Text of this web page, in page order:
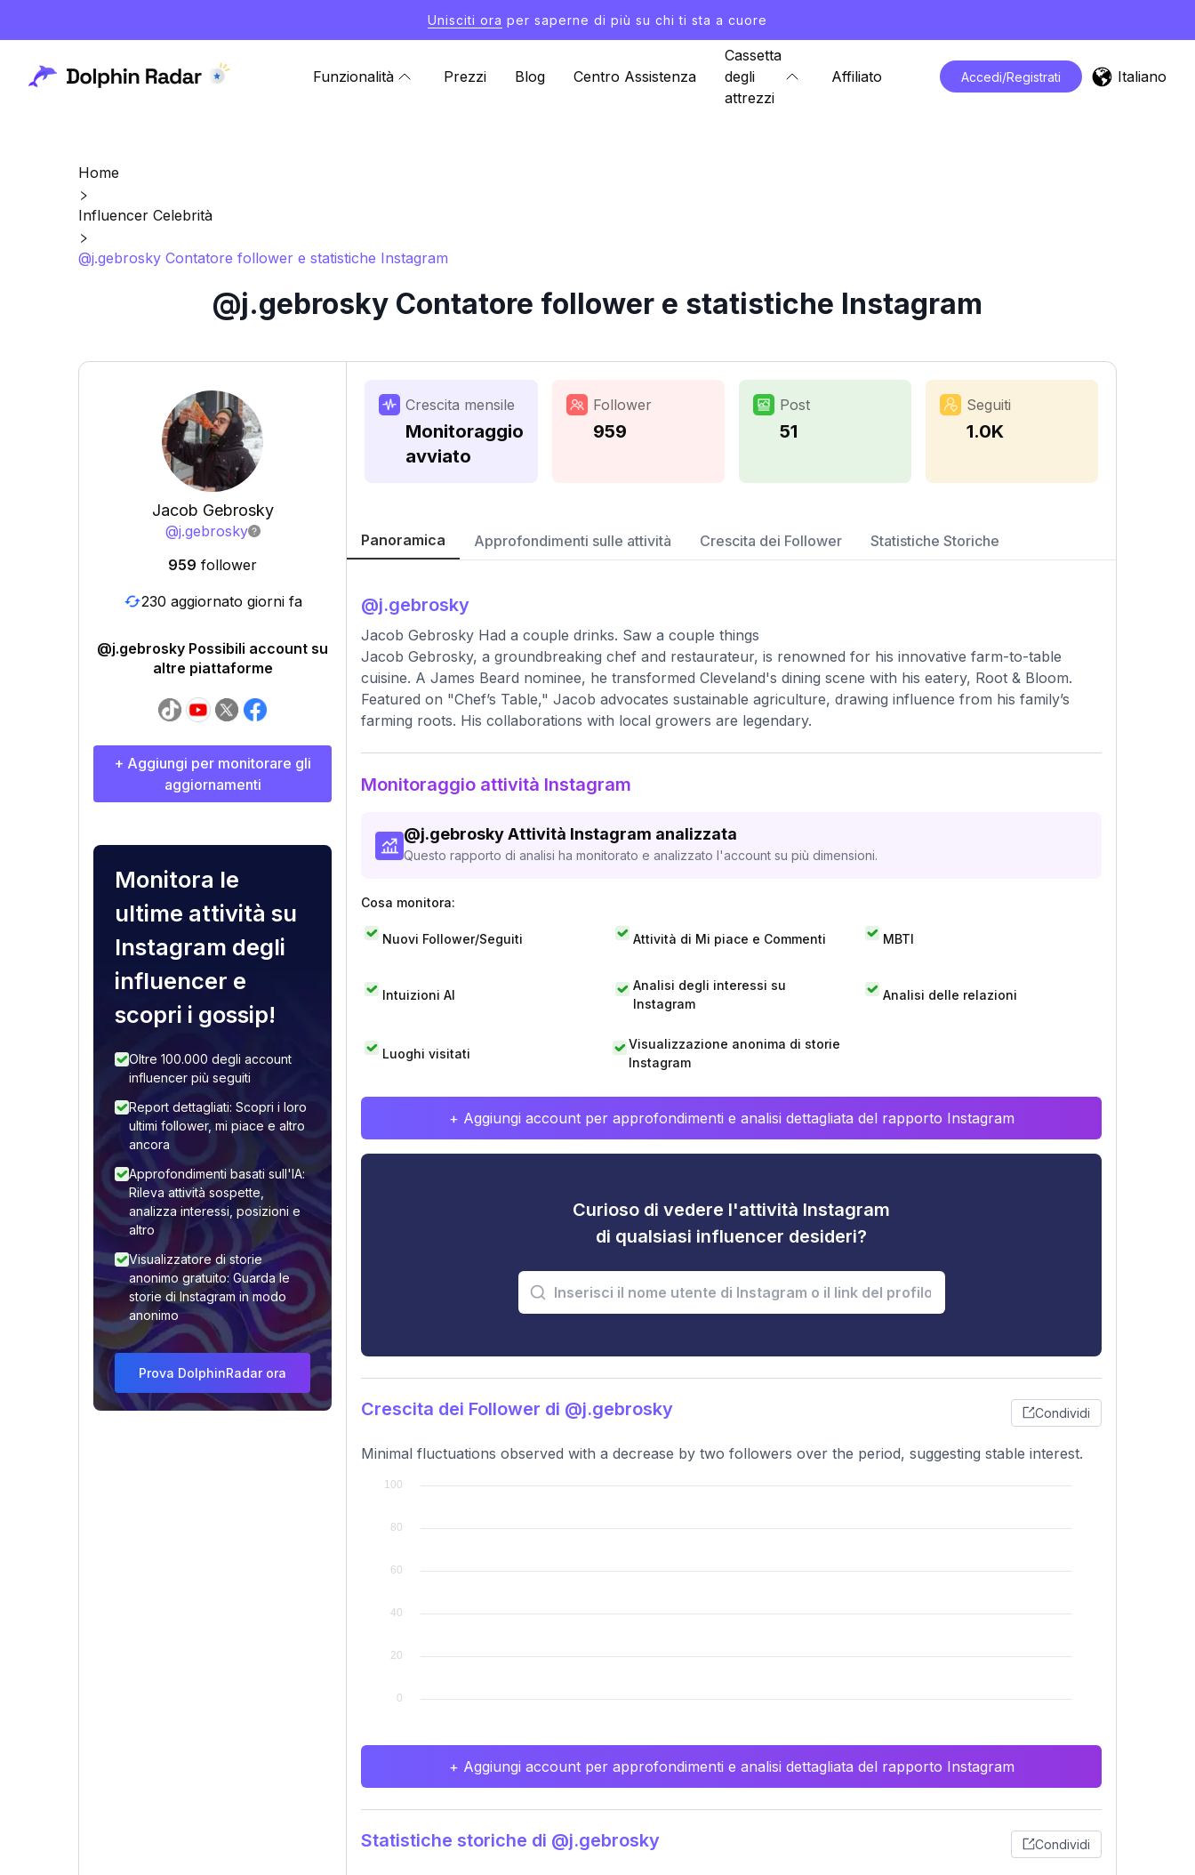
Unisciti ora per saperne di più su chi ti sta a cuore
Funzionalità Prezzi Blog Centro Assistenza
Cassetta
degli
attrezzi
Affiliato Accedi/Registrati Italiano
Home
Influencer Celebrità
@j.gebrosky Contatore follower e statistiche Instagram
@j.gebrosky Contatore follower e statistiche Instagram
Jacob Gebrosky
@j.gebrosky
959 follower
230 aggiornato giorni fa
@j.gebrosky Possibili account su
altre piattaforme
+ Aggiungi per monitorare gli
aggiornamenti
Monitora le
ultime attività su
Instagram degli
influencer e
scopri i gossip!
Oltre 100.000 degli account
influencer più seguiti
Report dettagliati: Scopri i loro
ultimi follower, mi piace e altro
ancora
Approfondimenti basati sull'IA:
Rileva attività sospette,
analizza interessi, posizioni e
altro
Visualizzatore di storie
anonimo gratuito: Guarda le
storie di Instagram in modo
anonimo
Prova DolphinRadar ora
Crescita mensile
Monitoraggio
avviato
Follower
959
Post
51
Seguiti
1.0K
Panoramica Approfondimenti sulle attività Crescita dei Follower Statistiche Storiche
@j.gebrosky
Jacob Gebrosky Had a couple drinks. Saw a couple things
Jacob Gebrosky, a groundbreaking chef and restaurateur, is renowned for his innovative farm-to-table
cuisine. A James Beard nominee, he transformed Cleveland's dining scene with his eatery, Root & Bloom.
Featured on "Chef’s Table," Jacob advocates sustainable agriculture, drawing influence from his family’s
farming roots. His collaborations with local growers are legendary.
Monitoraggio attività Instagram
@j.gebroskyAttività Instagram analizzata
Questo rapporto di analisi ha monitorato e analizzato l'account su più dimensioni.
Cosa monitora:
Nuovi Follower/Seguiti Attività di Mi piace e Commenti MBTI
Intuizioni AI
Analisi degli interessi su
Instagram
Analisi delle relazioni
Luoghi visitati
Visualizzazione anonima di storie
Instagram
+ Aggiungi account per approfondimenti e analisi dettagliata del rapporto Instagram
Curioso di vedere l'attività Instagram
di qualsiasi influencer desideri?
Crescita dei Follower di @j.gebrosky Condividi
Minimal fluctuations observed with a decrease by two followers over the period, suggesting stable interest.
+ Aggiungi account per approfondimenti e analisi dettagliata del rapporto Instagram
Statistiche storiche di @j.gebrosky Condividi